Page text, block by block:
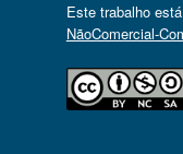
Este trabalho
NãoComercial-